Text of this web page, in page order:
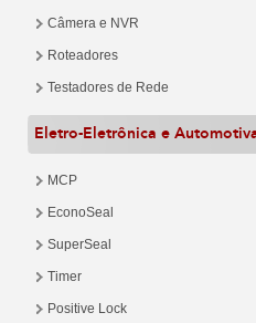
Câmera e NVR
Roteadores
Testadores de Rede
Eletro-Eletrônica e
MCP
EconoSeal
SuperSeal
Timer
Positive Lock